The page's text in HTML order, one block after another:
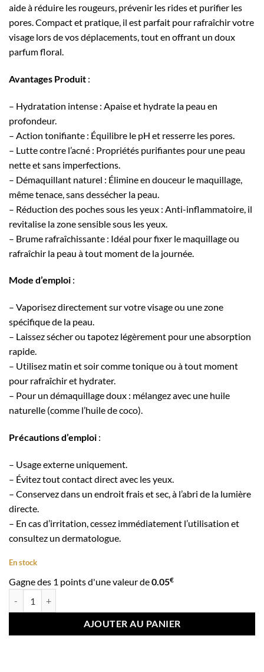
aide à réduire les rougeurs, prévenir les rides et purifier les
pores. Compact et pratique, il est parfait pour rafraîchir votre
visage lors de vos déplacements, tout en offrant un doux
parfum floral.
Avantages Produit :
– Hydratation intense : Apaise et hydrate la peau en
profondeur.
– Action tonifiante : Équilibre le pH et resserre les pores.
– Lutte contre l’acné : Propriétés purifiantes pour une peau
nette et sans imperfections.
– Démaquillant naturel : Élimine en douceur le maquillage,
même tenace, sans dessécher la peau.
– Réduction des poches sous les yeux : Anti-inflammatoire, il
revitalise la zone sensible sous les yeux.
– Brume rafraîchissante : Idéal pour fixer le maquillage ou
rafraîchir la peau à tout moment de la journée.
Mode d’emploi :
– Vaporisez directement sur votre visage ou une zone
spécifique de la peau.
– Laissez sécher ou tapotez légèrement pour une absorption
rapide.
– Utilisez matin et soir comme tonique ou à tout moment
pour rafraîchir et hydrater.
– Pour un démaquillage doux : mélangez avec une huile
naturelle (comme l’huile de coco).
Précautions d’emploi :
– Usage externe uniquement.
– Évitez tout contact direct avec les yeux.
– Conservez dans un endroit frais et sec, à l’abri de la lumière
directe.
– En cas d’irritation, cessez immédiatement l’utilisation et
consultez un dermatologue.
En stock
Gagne des 1 points d'une valeur de0.05€
AJOUTER AU PANIER